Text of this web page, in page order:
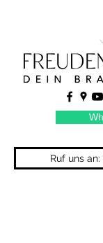
Ruf uns